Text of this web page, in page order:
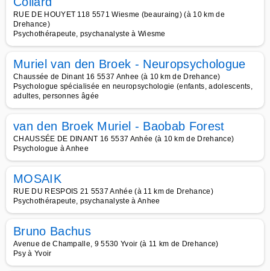
RUE DE HOUYET 118 5571 Wiesme (beauraing) (à 10 km de
Drehance)
Psychothérapeute, psychanalyste à Wiesme
Muriel van den Broek - Neuropsychologue
Chaussée de Dinant 16 5537 Anhee (à 10 km de Drehance)
Psychologue spécialisée en neuropsychologie (enfants, adolescents,
adultes, personnes âgée
van den Broek Muriel - Baobab Forest
CHAUSSÉE DE DINANT 16 5537 Anhée (à 10 km de Drehance)
Psychologue à Anhee
MOSAIK
RUE DU RESPOIS 21 5537 Anhée (à 11 km de Drehance)
Psychothérapeute, psychanalyste à Anhee
Bruno Bachus
Avenue de Champalle, 9 5530 Yvoir (à 11 km de Drehance)
Psy à Yvoir